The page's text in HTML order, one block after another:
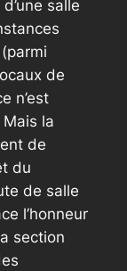
salle
de
n’est
la
de
du
de salle
l’honneur
section